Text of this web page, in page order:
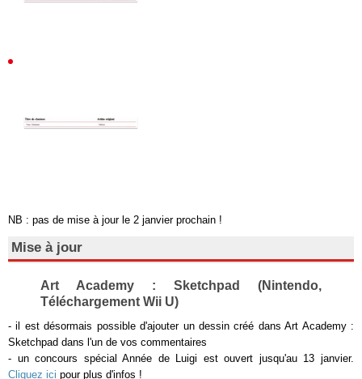
NB : pas de mise à jour le 2 janvier prochain !
Mise à jour
Art Academy : Sketchpad (Nintendo,
Téléchargement Wii U)
- il est désormais possible d'ajouter un dessin créé dans Art Academy :
Sketchpad dans l'un de vos commentaires
- un concours spécial Année de Luigi est ouvert jusqu'au 13 janvier.
Cliquez ici pour plus d'infos !